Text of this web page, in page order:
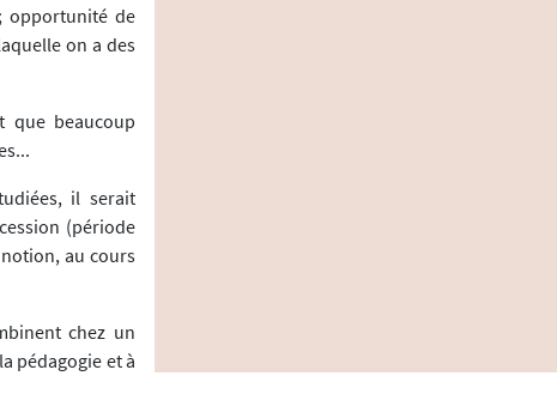
opportunité de
on a des
que beaucoup
il serait
(période
au cours
chez un
pédagogie et à